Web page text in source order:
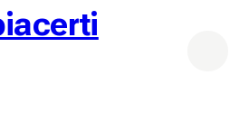
confezionati, ecc.) o cucine
espandere quest'area.